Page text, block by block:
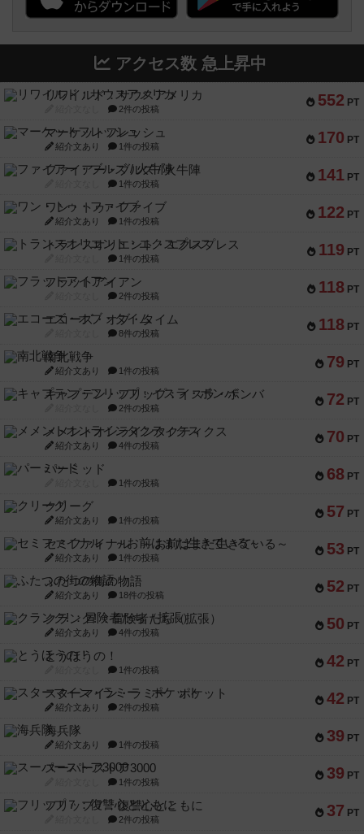
アクセス数 急上昇中
552 PT
リワイルド：サウスアメリカ
2件の投稿
170 PT
マーケットフレッシュ
紹介文あり 1件の投稿
141 PT
ファイアー・ブルズ / 火牛陣
1件の投稿
122 PT
ワン・トゥ・ファイブ
紹介文あり 1件の投稿
119 PT
トランスオリエント・エクスプレス
1件の投稿
118 PT
フラットアイアン
2件の投稿
118 PT
エコーズ・オブ・タイム
8件の投稿
79 PT
南北戦争
紹介文あり 1件の投稿
72 PT
キャプテン・フリップ：イスラ・ボンバ
2件の投稿
70 PT
メメントオンラインタクティクス
紹介文あり 4件の投稿
68 PT
パーミッド
1件の投稿
57 PT
クリーグ
紹介文あり 1件の投稿
53 PT
セミファイナル ～お前はまだ生きている～
紹介文あり 1件の投稿
52 PT
ふたつの街の物語
紹介文あり 18件の投稿
50 PT
クランク! ：冒険者たち（拡張）
紹介文あり 4件の投稿
42 PT
とうほうの！
1件の投稿
42 PT
スターマイン・ラミー ポケット
紹介文あり 2件の投稿
39 PT
海兵隊
紹介文あり 1件の投稿
39 PT
スーパーストア3000
1件の投稿
37 PT
フリップ７：復讐心とともに
2件の投稿